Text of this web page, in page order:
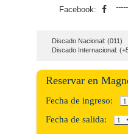
Facebook:
Discado Nacional: (011)
Discado Internacional:
Reservar en
Fecha de ingreso:
Fecha de salida: